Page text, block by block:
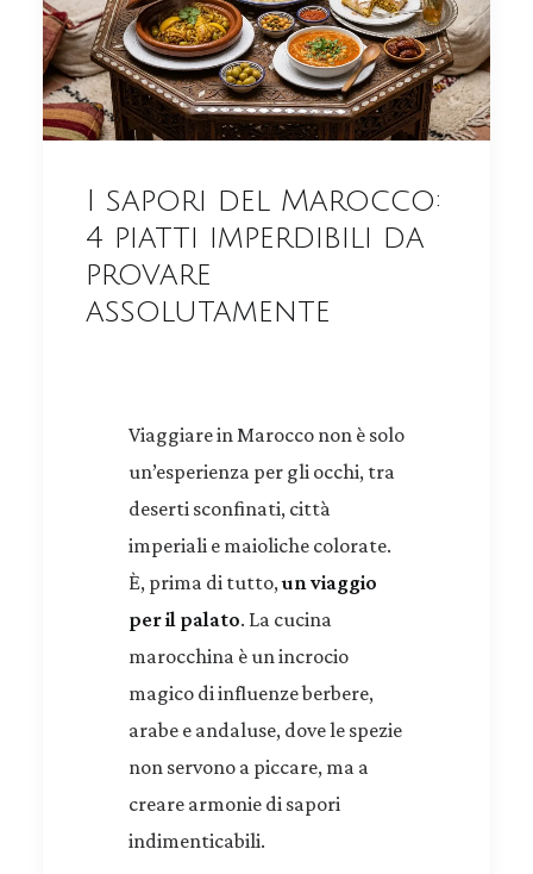
I sapori del Marocco:
4 piatti imperdibili da
provare
assolutamente
Viaggiare in Marocco non è solo
un’esperienza per gli occhi, tra
deserti sconfinati, città
imperiali e maioliche colorate.
È, prima di tutto,un viaggio
per il palato. La cucina
marocchina è un incrocio
magico di influenze berbere,
arabe e andaluse, dove le spezie
non servono a piccare, ma a
creare armonie di sapori
indimenticabili.